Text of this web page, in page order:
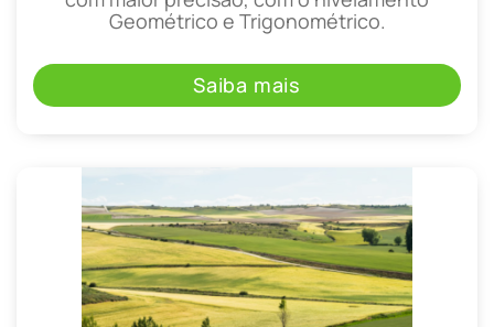
Geométrico e Trigonométrico.
Saiba mais